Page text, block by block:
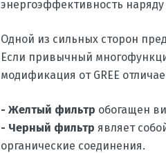
энергоэффективность
Одной из сильных сторон
Если привычный
модификация от GREE
- Желтый фильтр обогащен
- Черный фильтр являет
органические соединения.